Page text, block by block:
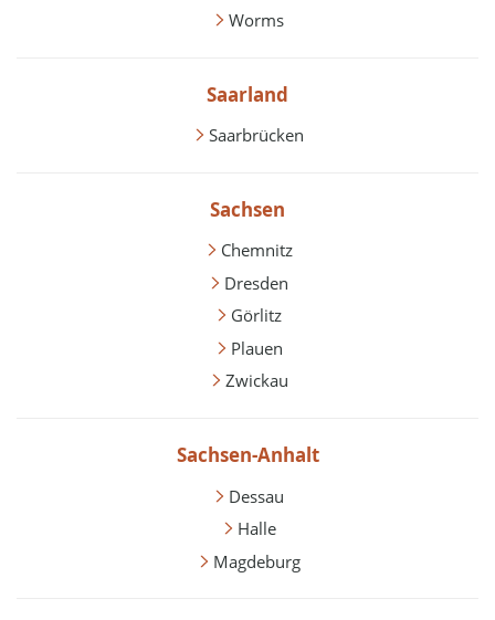
Worms
Saarland
Saarbrücken
Sachsen
Chemnitz
Dresden
Görlitz
Plauen
Zwickau
Sachsen-Anhalt
Dessau
Halle
Magdeburg